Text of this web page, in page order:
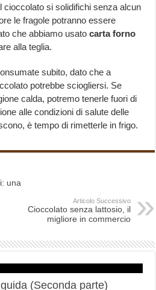
cioccolato si solidifichi senza alcun
le fragole potranno essere
che abbiamo usatocarta forno
alla teglia.
subito, dato che a
potrebbe sciogliersi. Se
calda, potremo tenerle fuori di
alle condizioni di salute delle
è tempo di rimetterle in frigo.
una
Articolo Successivo
Cioccolato senza lattosio, il
migliore in commercio
(Seconda parte)